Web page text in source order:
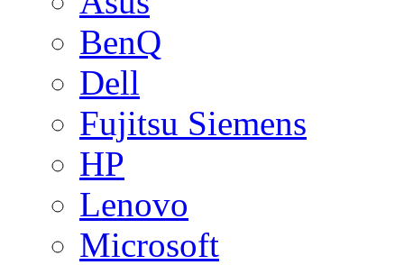
BenQ
Dell
Fujitsu Siemens
HP
Lenovo
Microsoft